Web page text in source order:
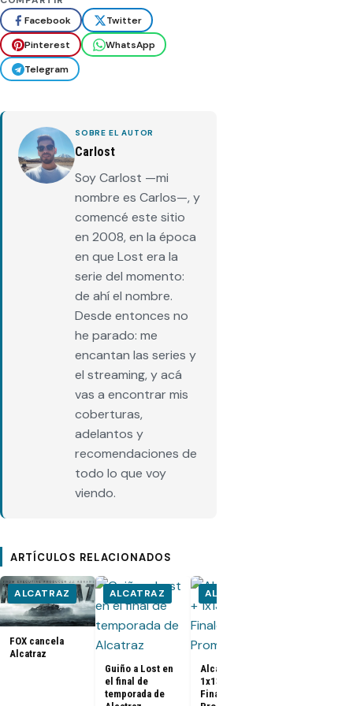
Facebook
Twitter
Pinterest
WhatsApp
Telegram
SOBRE EL AUTOR
Carlost
Soy Carlost —mi
nombre es Carlos—, y
comencé este sitio
en 2008, en la época
en que Lost era la
serie del momento:
de ahí el nombre.
Desde entonces no
he parado: me
encantan las series y
el streaming, y acá
vas a encontrar mis
coberturas,
adelantos y
recomendaciones de
todo lo que voy
viendo.
ARTÍCULOS RELACIONADOS
ALCATRAZ
FOX cancela
Alcatraz
ALCATRAZ
Guiño a Lost en
el final de
temporada de
ALCATRAZ
Alcatraz 1x12 +
1x13 Season
Finale [Fotos